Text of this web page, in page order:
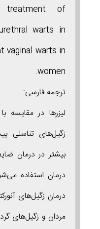
treatment of
warts in
vaginal warts in
women.
ترجمه فارسی:
لیزرها در مقایسه
زگیل‌های تناسلی
بیشتر در درمان
درمان استفاده
درمان زگیل‌های
مردان و زگیل‌های